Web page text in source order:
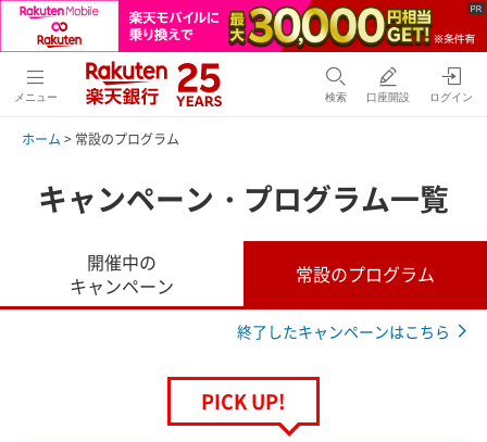
メニュー 検索 口座開設 ログイン
ホーム > 常設のプログラム
キャンペーン・プログラム一覧
開催中の
キャンペーン
常設のプログラム
終了したキャンペーンはこちら
PICK UP!